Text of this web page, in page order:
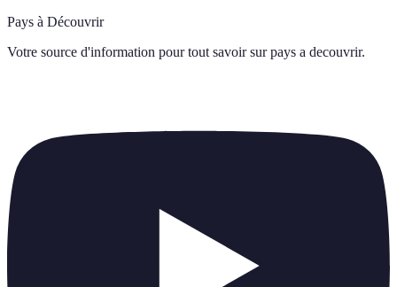
Pays à Découvrir
Votre source d'information pour tout savoir sur pays a decouvrir.